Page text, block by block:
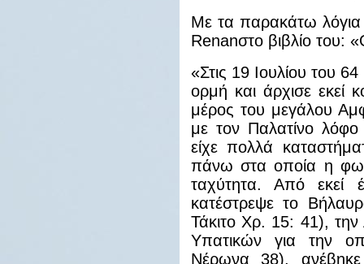
Με τα παρακάτω λόγια
Renanστο βιβλίο του:
«Στις 19 Ιουλίου του
ορμή και άρχισε εκεί
μέρος του μεγάλου
με τον Παλατίνο λόφο
είχε πολλά
πάνω στα οποία η
ταχύτητα. Από εκεί
κατέστρεψε το
Τάκιτο Χρ. 15: 41), την
Υπατικών για την
Νέρωνα 38),